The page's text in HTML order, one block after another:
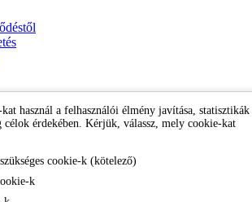
használ a felhasználói élmény javítása, statisztikák
célok érdekében. Kérjük, válassz, mely cookie-kat
cookie-k (kötelező)
k